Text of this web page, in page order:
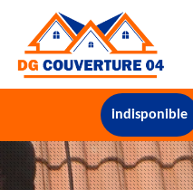
indisponible